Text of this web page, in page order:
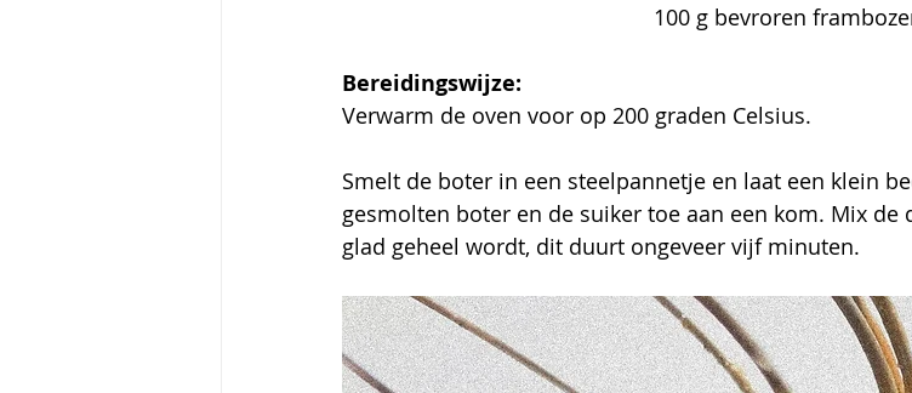
100 g bevroren
Bereidingswijze:
Verwarm de oven voor op 200 graden Celsius.
Smelt de boter in een steelpannetje en laat een klein
gesmolten boter en de suiker toe aan een kom. Mix de
glad geheel wordt, dit duurt ongeveer vijf minuten.